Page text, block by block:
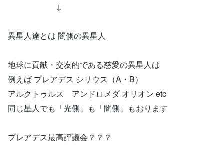
↓
異星人達とは 闇側の異星人
地球に貢献・交友的である慈愛の異星人は
例えば プレアデス シリウス（A・B）
アルクトゥルス アンドロメダ オリオン etc
同じ星人でも「光側」も「闇側」もおります
プレアデス最高評議会？？？